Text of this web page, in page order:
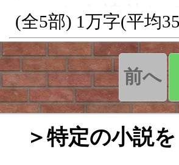
ィーから追放し
昔馴染みのA級
身を寄せ、最低
なった。クエス
ィーで起きた事
まれ、やがて
(全5部) 1万字(平均
前へ
＞特定の小説